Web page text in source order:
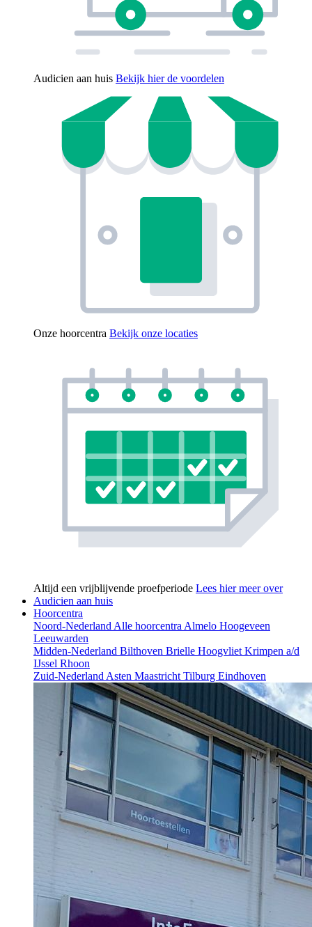
Audicien aan huis Bekijk hier de voordelen
Onze hoorcentra Bekijk onze locaties
Altijd een vrijblijvende proefperiode Lees hier meer over
Audicien aan huis
Hoorcentra
Noord-NederlandAlle hoorcentraAlmelo Hoogeveen
Leeuwarden
Midden-Nederland Bilthoven Brielle HoogvlietKrimpen a/d
IJssel Rhoon
Zuid-NederlandAsten MaastrichtTilburg Eindhoven